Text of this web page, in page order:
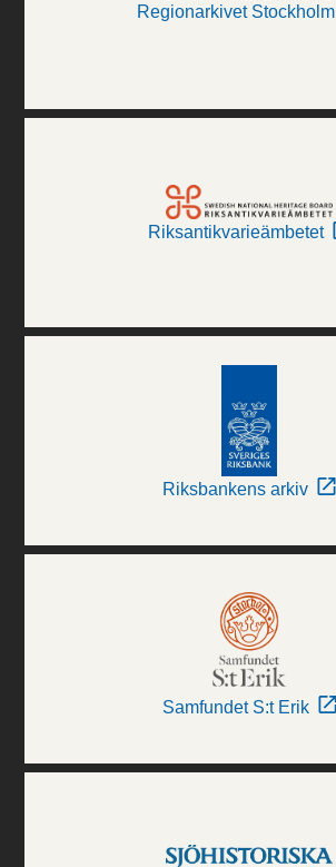
Regionarkivet Stockholm
Riksantikvarieämbetet
Riksbankens arkiv
Samfundet S:t Erik